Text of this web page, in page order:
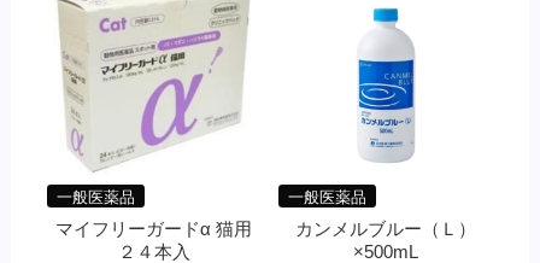
一般医薬品
マイフリーガードα 猫用
２４本入
一般医薬品
カンメルブルー（Ｌ）
×500mL